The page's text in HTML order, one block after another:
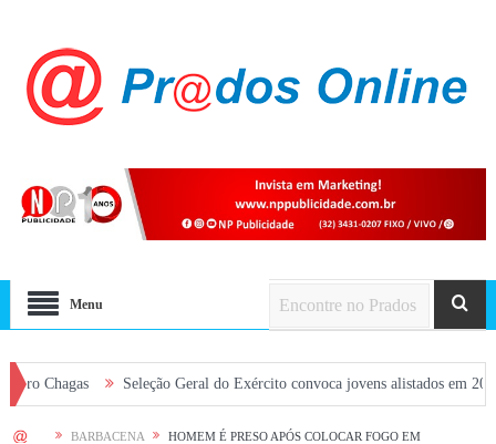
Menu
Seleção Geral do Exército convoca jovens alistados em 2026 em Prados
HOME BARBACENA
HOMEM É PRESO APÓS COLOCAR FOGO EM